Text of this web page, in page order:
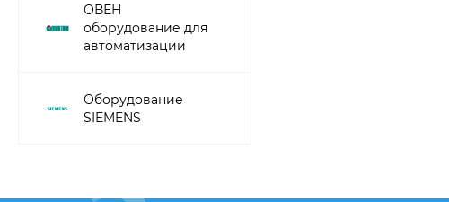
ОВЕН
оборудование для
автоматизации
Оборудование
SIEMENS